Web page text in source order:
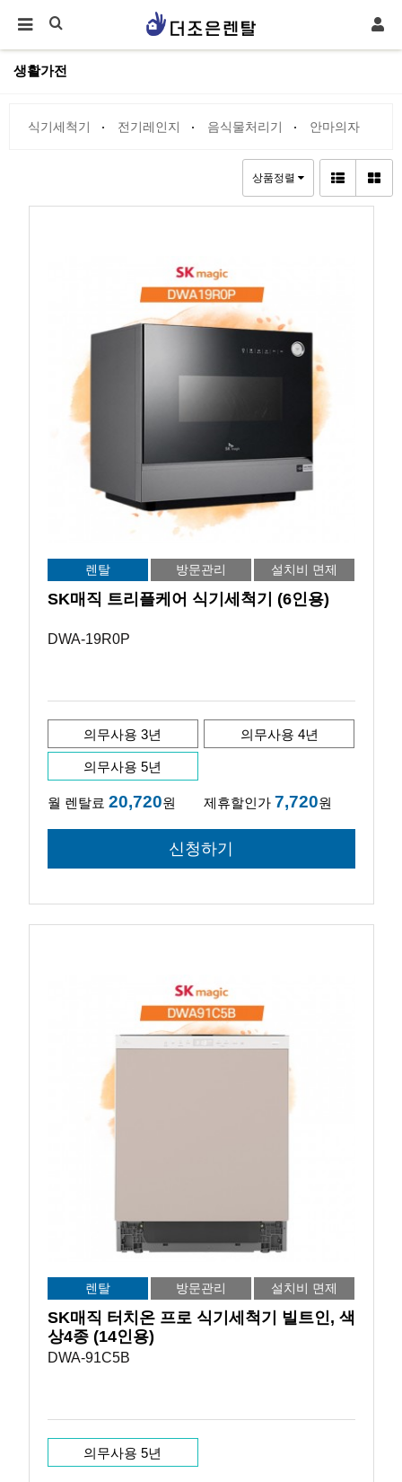
생활가전
식기세척기 전기레인지 음식물처리기 안마의자
상품정렬
렌탈 방문관리 설치비 면제
SK매직 트리플케어 식기세척기 (6인용)
DWA-19R0P
의무사용 3년 의무사용 4년
의무사용 5년
월 렌탈료 20,720원 제휴할인가7,720원
렌탈 방문관리 설치비 면제
SK매직 터치온 프로 식기세척기 빌트인, 색
상4종 (14인용)
DWA-91C5B
의무사용 5년